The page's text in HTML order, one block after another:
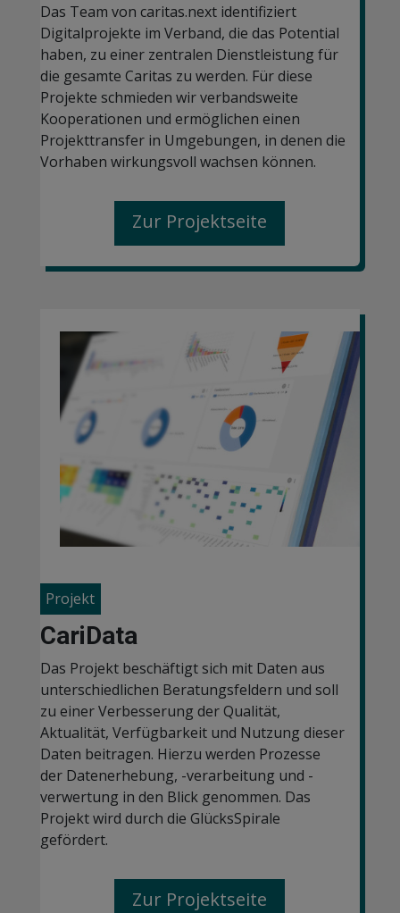
Das Team von caritas.next identifiziert
Digitalprojekte im Verband, die das Potential
haben, zu einer zentralen Dienstleistung für
die gesamte Caritas zu werden. Für diese
Projekte schmieden wir verbandsweite
Kooperationen und ermöglichen einen
Projekttransfer in Umgebungen, in denen die
Vorhaben wirkungsvoll wachsen können.
Zur Projektseite
Projekt
CariData
Das Projekt beschäftigt sich mit Daten aus
unterschiedlichen Beratungsfeldern und soll
zu einer Verbesserung der Qualität,
Aktualität, Verfügbarkeit und Nutzung dieser
Daten beitragen. Hierzu werden Prozesse
der Datenerhebung, -verarbeitung und -
verwertung in den Blick genommen. Das
Projekt wird durch die GlücksSpirale
gefördert.
Zur Projektseite